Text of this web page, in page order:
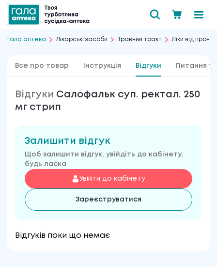
Гала аптека Лікарські засоби Травний тракт Ліки від
Все про товар Інструкція Відгуки Питання та
Відгуки Салофальк суп. ректал. 250
мг стрип
Залишити відгук
Щоб залишити відгук, увійдіть до кабінету,
будь ласка
Увійти до кабінету
Зареєструватися
Відгуків поки що немає